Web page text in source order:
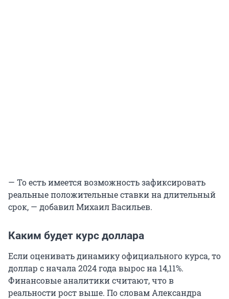
— То есть имеется возможность зафиксировать
реальные положительные ставки на длительный
срок, — добавил Михаил Васильев.
Каким будет курс доллара
Если оценивать динамику официального курса, то
доллар с начала 2024 года вырос на 14,11%.
Финансовые аналитики считают, что в
реальности рост выше. По словам Александра